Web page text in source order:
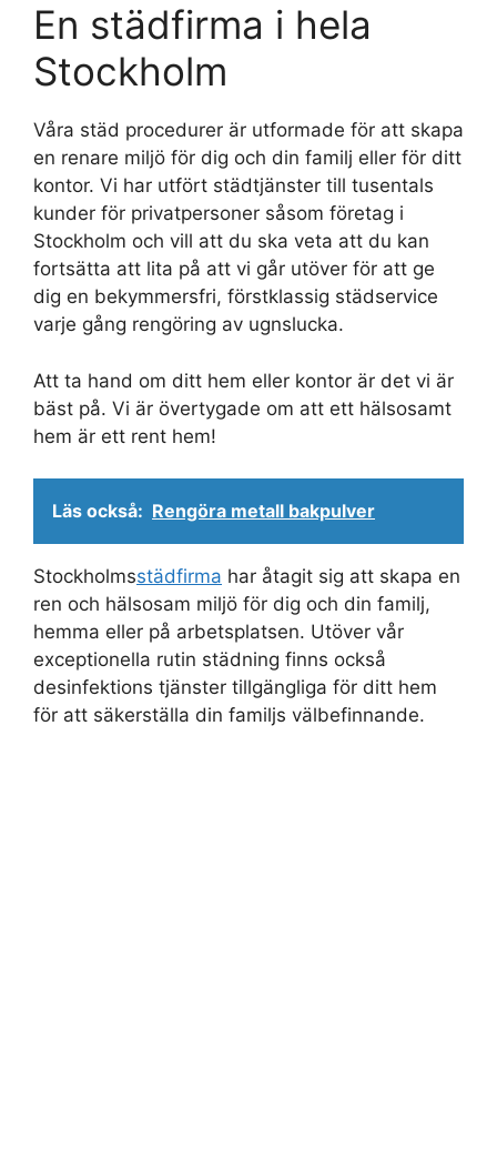
En städfirma i hela
Stockholm
Våra städ procedurer är utformade för att skapa
en renare miljö för dig och din familj eller för ditt
kontor. Vi har utfört städtjänster till tusentals
kunder för privatpersoner såsom företag i
Stockholm och vill att du ska veta att du kan
fortsätta att lita på att vi går utöver för att ge
dig en bekymmersfri, förstklassig städservice
varje gång rengöring av ugnslucka.
Att ta hand om ditt hem eller kontor är det vi är
bäst på. Vi är övertygade om att ett hälsosamt
hem är ett rent hem!
Läs också: Rengöra metall bakpulver
Stockholmsstädfirma har åtagit sig att skapa en
ren och hälsosam miljö för dig och din familj,
hemma eller på arbetsplatsen. Utöver vår
exceptionella rutin städning finns också
desinfektions tjänster tillgängliga för ditt hem
för att säkerställa din familjs välbefinnande.